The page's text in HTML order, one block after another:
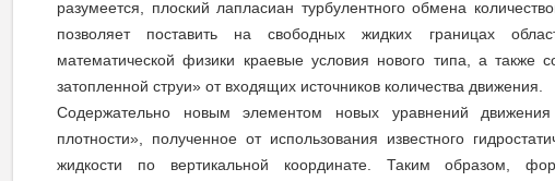
разумеется, плоский лапласиан турбулентного обмена
позволяет поставить на свободных жидких границах
математической физики краевые условия нового типа, а также
затопленной струи» от входящих источников количества движения.
Содержательно новым элементом новых уравнений
плотности», полученное от использования известного
жидкости по вертикальной координате. Таким образом,